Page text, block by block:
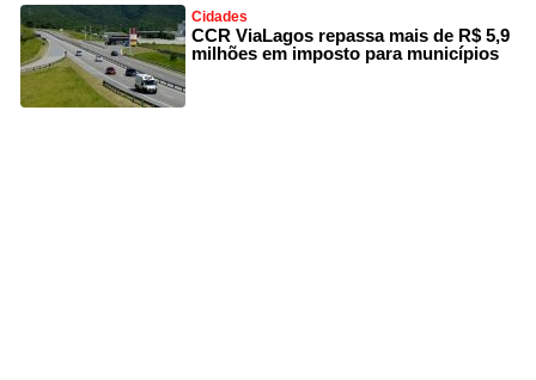
Cidades
CCR ViaLagos repassa mais de R$ 5,9
milhões em imposto para municípios